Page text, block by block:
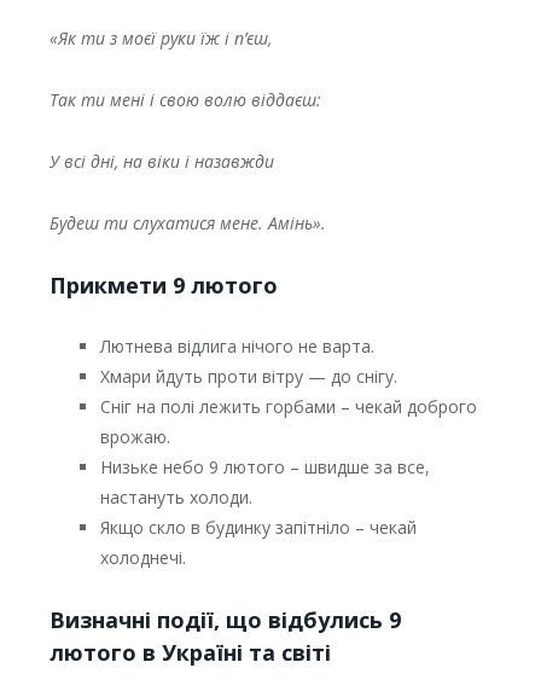
«Як ти з моєї руки їж і п’єш,
Так ти мені і свою волю віддаєш:
У всі дні, на віки і назавжди
Будеш ти слухатися мене. Амінь».
Прикмети 9 лютого
Лютнева відлига нічого не варта.
Хмари йдуть проти вітру — до снігу.
Сніг на полі лежить горбами – чекай доброго
врожаю.
Низьке небо 9 лютого – швидше за все,
настануть холоди.
Якщо скло в будинку запітніло – чекай
холоднечі.
Визначні події, що відбулись 9
лютого в Україні та світі